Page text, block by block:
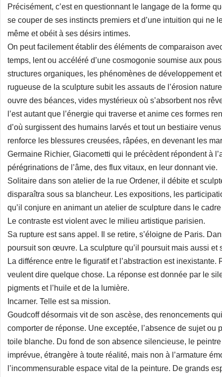
Précisément, c’est en questionnant le langage de la forme
se couper de ses instincts premiers et d’une intuition qui ne
même et obéit à ses désirs intimes.
On peut facilement établir des éléments de comparaison
temps, lent ou accéléré d’une cosmogonie soumise aux
structures organiques, les phénomènes de développement
rugueuse de la sculpture subit les assauts de l’érosion
ouvre des béances, vides mystérieux où s’absorbent nos
l’est autant que l’énergie qui traverse et anime ces formes
d’où surgissent des humains larvés et tout un bestiaire
renforce les blessures creusées, râpées, en devenant les
Germaine Richier, Giacometti qui le précèdent répondent à
pérégrinations de l’âme, des flux vitaux, en leur donnant vie.
Solitaire dans son atelier de la rue Ordener, il débite et
disparaîtra sous sa blancheur. Les expositions, les
qu’il conjure en animant un atelier de sculpture dans le
Le contraste est violent avec le milieu artistique parisien.
Sa rupture est sans appel. Il se retire, s’éloigne de Paris.
poursuit son œuvre. La sculpture qu’il poursuit mais aussi
La différence entre le figuratif et l’abstraction est
veulent dire quelque chose. La réponse est donnée par le
pigments et l’huile et de la lumière.
Incarner. Telle est sa mission.
Goudcoff désormais vit de son ascèse, des renoncements
comporter de réponse. Une exceptée, l’absence de sujet ou
toile blanche. Du fond de son absence silencieuse, le
imprévue, étrangère à toute réalité, mais non à l’armature
l’incommensurable espace vital de la peinture. De grands